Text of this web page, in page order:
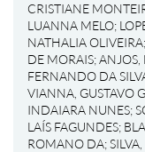
CRISTIANE
LUANNA MELO;
NATHALIA OLIVEIRA;
DE MORAIS;ANJOS,
FERNANDO DA
VIANNA, GUSTAVO
INDAIARA NUNES;
LAÍS FAGUNDES;
ROMANO DA;